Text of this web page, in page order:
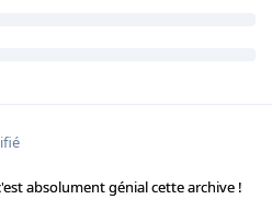
absolument génial cette archive !